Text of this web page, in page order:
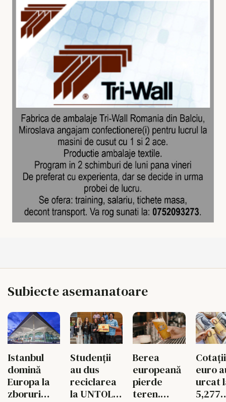
Subiecte asemanatoare
Istanbul
domină
Europa la
zboruri
Studenții
au dus
reciclarea
la UNTOLD
Berea
europeană
pierde
teren.
euro
urcat
5,277